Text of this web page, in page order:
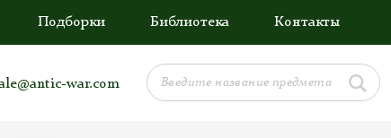
Подборки Библиотека Контакты
war.com